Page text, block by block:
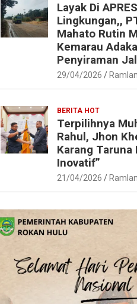
Layak Di
Lingkungan,,
Mahato Rutin
Kemarau
Penyiraman
29/04/2026
BERITA HOT
Terpilihnya
Rahul, Jhon
Karang Taruna
Inovatif”
21/04/2026